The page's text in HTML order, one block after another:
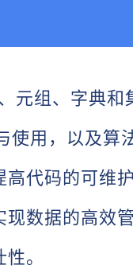
组、字典和
用，以及算
代码的可维
数据的高效管
。